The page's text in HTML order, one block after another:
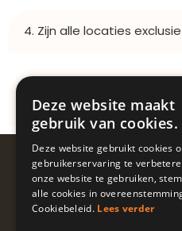
4. Zijn alle locaties
5. Wat kost het om een
een campagne?
Volg ons
Deze website maakt
gebruik van cookies.
Deze website gebruikt cookies
gebruikerservaring te
onze website te gebruiken,
alle cookies in
Cookiebeleid. Lees verder